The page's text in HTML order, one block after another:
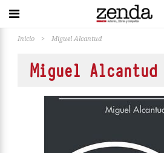
Inicio > Miguel Alcantud
Miguel Alcantud